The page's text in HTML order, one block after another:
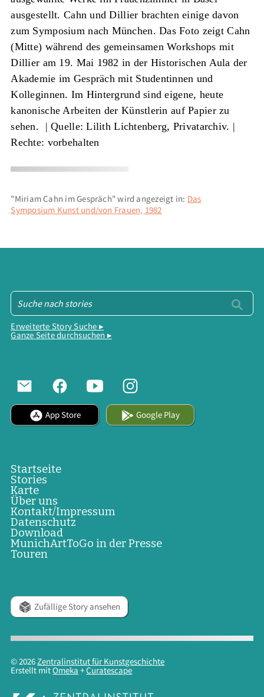
ausgestellt. Cahn und Dillier brachten einige davon
zum Symposium nach München. Das Foto zeigt Cahn
(Mitte) während des gemeinsamen Workshops mit
Dillier am 19. Mai 1982 in der Historischen Aula der
Akademie im Gespräch mit Studentinnen und
Kolleginnen. Im Hintergrund sind eigene, heute
kanonische Arbeiten der Künstlerin auf Papier zu
sehen. |Quelle: Lilith Lichtenberg, Privatarchiv. |
Rechte: vorbehalten
"Miriam Cahn im Gespräch" wird angezeigt in: Das
Symposium Kunst und/von Frauen, 1982
Erweiterte Story Suche ▸
Ganze Seite durchsuchen ▸
App Store Google Play
Startseite
Stories
Karte
Über uns
Kontakt/Impressum
Datenschutz
Download
MunichArtToGo in der Presse
Touren
Zufällige Story ansehen
© 2026Zentralinstitut für Kunstgeschichte
Erstellt mitOmeka +Curatescape